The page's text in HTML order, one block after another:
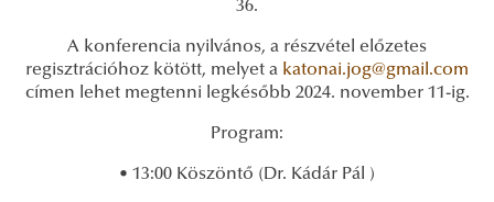
36.
A konferencia nyilvános, a részvétel előzetes
regisztrációhoz kötött, melyet a katonai.jog@gmail.com
címen lehet megtenni legkésőbb 2024. november 11-ig.
Program:
• 13:00 Köszöntő (Dr. Kádár Pál )